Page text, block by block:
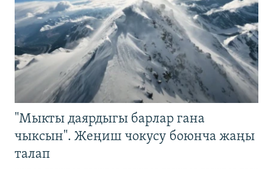
"Мыкты даярдыгы барлар гана
чыксын". Жеңиш чокусу боюнча жаңы
талап